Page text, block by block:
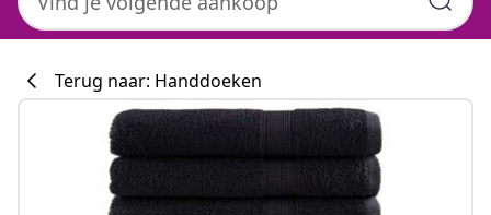
Terug naar: Handdoeken